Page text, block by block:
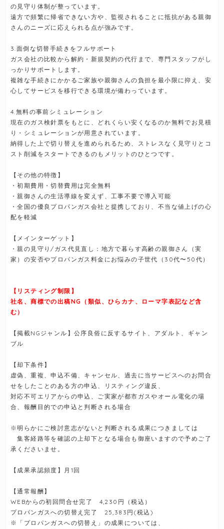
の見守り体制が整っています。
遠方で頻繁に帰省できない方や、監視されることに抵抗がある親御
さんのニーズに応えられる点が強みです。
3.面倒な切替手続きをフルサポート
ガス会社の比較から解約・新規契約の代行まで、専門スタッフがし
っかりサポートします。
複雑な手続きにかかるご家族や親御さんの負担を最小限に抑え、安
心してサービスを移行できる環境が備わっています。
4.無料の事前シミュレーション
現在のガス検針票をもとに、どれくらい安くなるのか無料でお見積
り・シミュレーションが用意されています。
納得した上で切り替えを進められるため、ストレスなく見守りとコ
スト削減をスタートできるのもメリットのひとつです。
【その他の特徴】
・初期費用・切替費用は完全無料
・親御さんの生活導線を変えず、工事不要で導入可能
・全国の優良プロパンガス会社と提携しており、不当な値上げの心
配を軽減
【メインターゲット】
・親の見守り/ガス代見直し：地方で暮らす高齢の親御さん（実
家）の安否やプロパンガス料金にお悩みの子世代（30代〜50代）
【リスティング制限】
社名、商標での出稿NG（類似、ひらカナ、ローマ字表記など含
む）
【掲載NGジャンル】公序良俗に反するサイト、アダルト、ギャン
ブル
【却下条件】
虚偽、重複、申込不備、キャンセル、過去に当サービスへのお問合
せをしたことのある方の申込、リスティング違反、
対応不可エリアからの申込、ご実家が都市ガスやオール電化の場
合、報酬目的での申込と判断される場合
※明らかにご検討意志がないと判断される成果につきましては
集客経路等を確認の上却下となる場合も御座いますので予めご了
承くださいませ。
【成果承認頻度】月1回
【通常報酬】
WEBからの初回問合せ完了 4,230円（税込）
プロパンガスへの切替え完了 25,383円(税込)
※「プロパンガスへの切替え」の成果については、